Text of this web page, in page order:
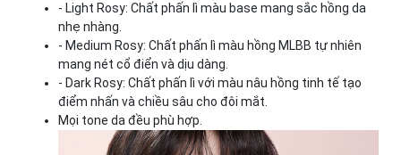
- Light Rosy: Chất phấn lì màu base mang sắc hồng da
nhẹ nhàng.
- Medium Rosy: Chất phấn lì màu hồng MLBB tự nhiên
mang nét cổ điển và dịu dàng.
- Dark Rosy: Chất phấn lì với màu nâu hồng tinh tế tạo
điểm nhấn và chiều sâu cho đôi mắt.
Mọi tone da đều phù hợp.